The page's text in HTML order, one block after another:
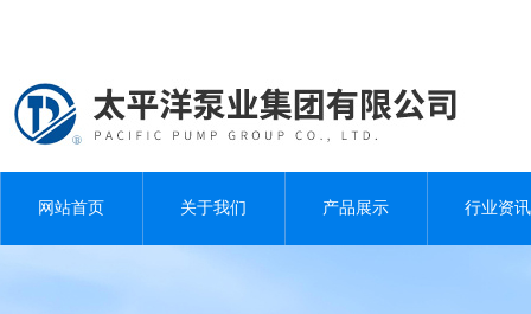
网站首页 关于我们 产品展示 行业资讯